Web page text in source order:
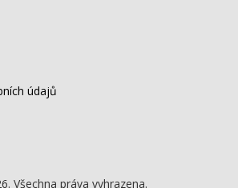
údajů
Všechna práva vyhrazena.